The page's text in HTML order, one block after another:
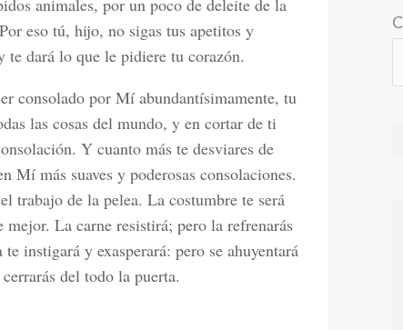
animales, por un poco de deleite de la
eso tú, hijo, no sigas tus apetitos y
te dará lo que le pidiere tu corazón.
consolado por Mí abundantísimamente, tu
las cosas del mundo, y en cortar de ti
Y cuanto más te desviares de
Mí más suaves y poderosas consolaciones.
trabajo de la pelea. La costumbre te será
La carne resistirá; pero la refrenarás
instigará y exasperará: pero se ahuyentará
del todo la puerta.